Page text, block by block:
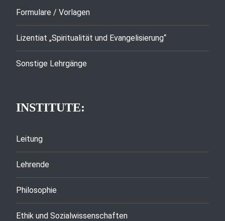
Formulare / Vorlagen
Lizentiat „Spiritualität und Evangelisierung“
Sonstige Lehrgänge
INSTITUTE:
Leitung
Lehrende
Philosophie
Ethik und Sozialwissenschaften